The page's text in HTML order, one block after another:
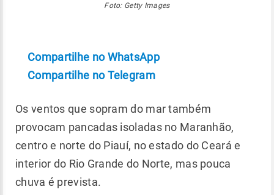
Foto: Getty Images
Compartilhe no WhatsApp
Compartilhe no Telegram
Os ventos que sopram do mar também
provocam pancadas isoladas no Maranhão,
centro e norte do Piauí, no estado do Ceará e
interior do Rio Grande do Norte, mas pouca
chuva é prevista.